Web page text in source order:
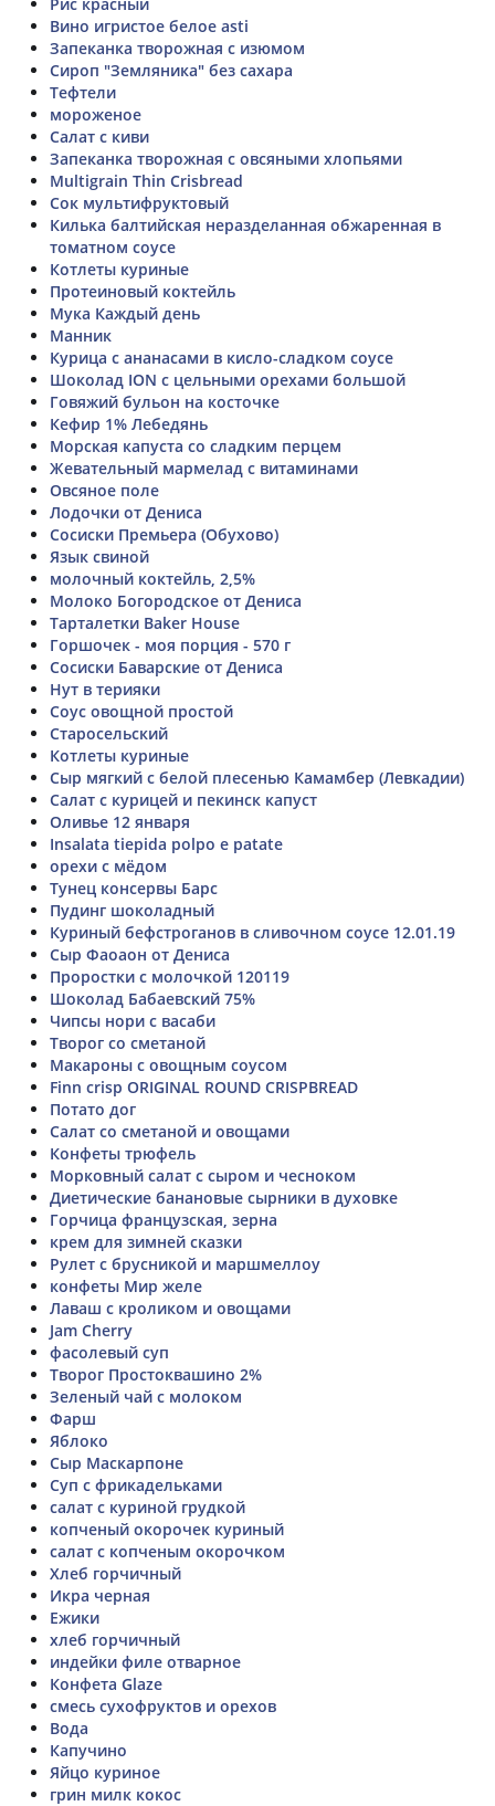
Вино игристое белое asti
Запеканка творожная с изюмом
Сироп "Земляника" без сахара
Тефтели
мороженое
Салат с киви
Запеканка творожная с овсяными хлопьями
Multigrain Thin Crisbread
Сок мультифруктовый
Килька балтийская неразделанная обжаренная в
томатном соусе
Котлеты куриные
Протеиновый коктейль
Мука Каждый день
Манник
Курица с ананасами в кисло-сладком соусе
Шоколад ION с цельными орехами большой
Говяжий бульон на косточке
Кефир 1% Лебедянь
Морская капуста со сладким перцем
Жевательный мармелад с витаминами
Овсяное поле
Лодочки от Дениса
Сосиски Премьера (Обухово)
Язык свиной
молочный коктейль, 2,5%
Молоко Богородское от Дениса
Тарталетки Baker House
Горшочек - моя порция - 570 г
Сосиски Баварские от Дениса
Нут в терияки
Соус овощной простой
Старосельский
Котлеты куриные
Сыр мягкий с белой плесенью Камамбер (Левкадии)
Салат с курицей и пекинск капуст
Оливье 12 января
Insalata tiepida polpo e patate
орехи с мёдом
Тунец консервы Барс
Пудинг шоколадный
Куриный бефстроганов в сливочном соусе 12.01.19
Сыр Фаоаон от Дениса
Проростки с молочкой 120119
Шоколад Бабаевский 75%
Чипсы нори с васаби
Творог со сметаной
Макароны с овощным соусом
Finn crisp ORIGINAL ROUND CRISPBREAD
Потато дог
Салат со сметаной и овощами
Конфеты трюфель
Морковный салат с сыром и чесноком
Диетические банановые сырники в духовке
Горчица французская, зерна
крем для зимней сказки
Рулет с брусникой и маршмеллоу
конфеты Мир желе
Лаваш с кроликом и овощами
Jam Cherry
фасолевый суп
Творог Простоквашино 2%
Зеленый чай с молоком
Фарш
Яблоко
Сыр Маскарпоне
Суп с фрикадельками
салат с куриной грудкой
копченый окорочек куриный
салат с копченым окорочком
Хлеб горчичный
Икра черная
Ежики
хлеб горчичный
индейки филе отварное
Конфета Glaze
смесь сухофруктов и орехов
Вода
Капучино
Яйцо куриное
грин милк кокос